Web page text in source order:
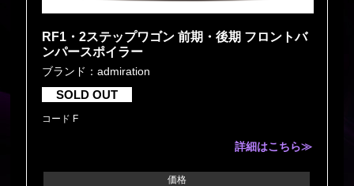
RF1・2ステップワゴン 前期・後期 フロントバ
ンパースポイラー
ブランド：admiration
SOLD OUT
コード F
詳細はこちら≫
価格